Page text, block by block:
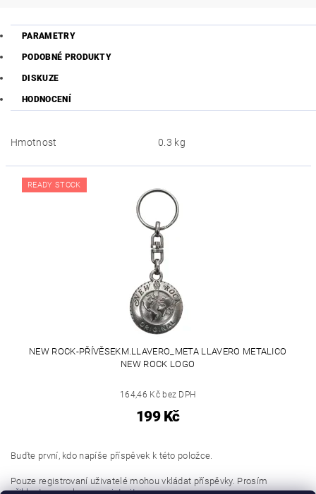
PARAMETRY
PODOBNÉ PRODUKTY
DISKUZE
HODNOCENÍ
Hmotnost 0.3 kg
READY STOCK
NEW ROCK-PŘÍVĚSEKM.LLAVERO_META LLAVERO METALICO
NEW ROCK LOGO
164,46 Kč bez DPH
199 Kč
Buďte první, kdo napíše příspěvek k této položce.
Pouze registrovaní uživatelé mohou vkládat příspěvky. Prosím
přihlaste senebo seregistrujte.